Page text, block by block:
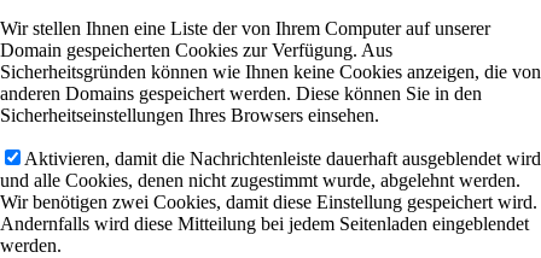
Wir stellen Ihnen eine Liste der von Ihrem Computer auf unserer
Domain gespeicherten Cookies zur Verfügung. Aus
Sicherheitsgründen können wie Ihnen keine Cookies anzeigen, die von
anderen Domains gespeichert werden. Diese können Sie in den
Sicherheitseinstellungen Ihres Browsers einsehen.
Aktivieren, damit die Nachrichtenleiste dauerhaft ausgeblendet wird
und alle Cookies, denen nicht zugestimmt wurde, abgelehnt werden.
Wir benötigen zwei Cookies, damit diese Einstellung gespeichert wird.
Andernfalls wird diese Mitteilung bei jedem Seitenladen eingeblendet
werden.